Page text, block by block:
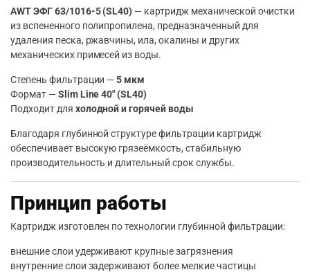
AWT ЭФГ 63/1016-5 (SL40) — картридж механической очистки
из вспененного полипропилена, предназначенный для
удаления песка, ржавчины, ила, окалины и других
механических примесей из воды.
Степень фильтрации —5 мкм
Формат —Slim Line 40″ (SL40)
Подходит для холодной и горячей воды
Благодаря глубинной структуре фильтрации картридж
обеспечивает высокую грязеёмкость, стабильную
производительность и длительный срок службы.
Принцип работы
Картридж изготовлен по технологии глубинной фильтрации:
внешние слои удерживают крупные загрязнения
внутренние слои задерживают более мелкие частицы